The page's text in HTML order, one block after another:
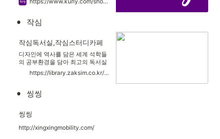
• 작심
작심독서실,작심스터디카페
디자인에 역사를 담은 세계 석학들
의 공부환경을 담아 최고의 독서실
브랜드를 만들어 냈습니다. 최고의
공부경험 유학파 출신 창업자가 하
일 등을 방문하고 경험했던 세계 석
파트너 타 프리미엄 독서실 대비
1.8배 이상 낮은 투자비용으로 가맹
점주의 수익성을 높이고, 가맹점이
https://library.zaksim.co.kr/about?utm_source=naver&utm_medium=brand_PC&utm_campaign=210720_title
• 씽씽
씽씽
http://xingxingmobility.com/